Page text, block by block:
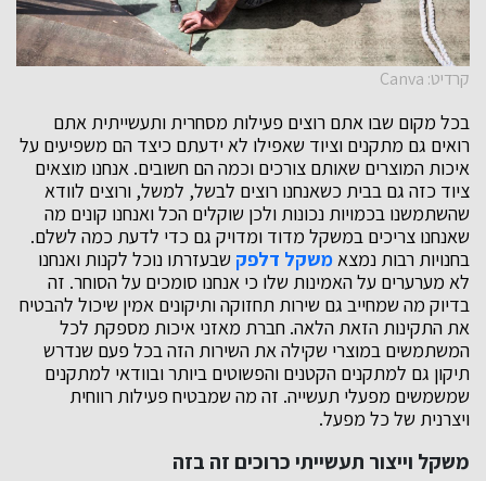
קרדיט: Canva
בכל מקום שבו אתם רוצים פעילות מסחרית ותעשייתית אתם
רואים גם מתקנים וציוד שאפילו לא ידעתם כיצד הם משפיעים על
איכות המוצרים שאותם צורכים וכמה הם חשובים. אנחנו מוצאים
ציוד כזה גם בבית כשאנחנו רוצים לבשל, למשל, ורוצים לוודא
שהשתמשנו בכמויות נכונות ולכן שוקלים הכל ואנחנו קונים מה
שאנחנו צריכים במשקל מדוד ומדויק גם כדי לדעת כמה לשלם.
בחנויות רבות נמצאמשקל דלפק שבעזרתו נוכל לקנות ואנחנו
לא מערערים על האמינות שלו כי אנחנו סומכים על הסוחר. זה
בדיוק מה שמחייב גם שירות תחזוקה ותיקונים אמין שיכול להבטיח
את התקינות הזאת הלאה. חברת מאזני איכות מספקת לכל
המשתמשים במוצרי שקילה את השירות הזה בכל פעם שנדרש
תיקון גם למתקנים הקטנים והפשוטים ביותר ובוודאי למתקנים
שמשמשים מפעלי תעשייה. זה מה שמבטיח פעילות רווחית
ויצרנית של כל מפעל.
משקל וייצור תעשייתי כרוכים זה בזה